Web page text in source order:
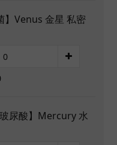
】Venus 金星 私密
尿酸】Mercury 水